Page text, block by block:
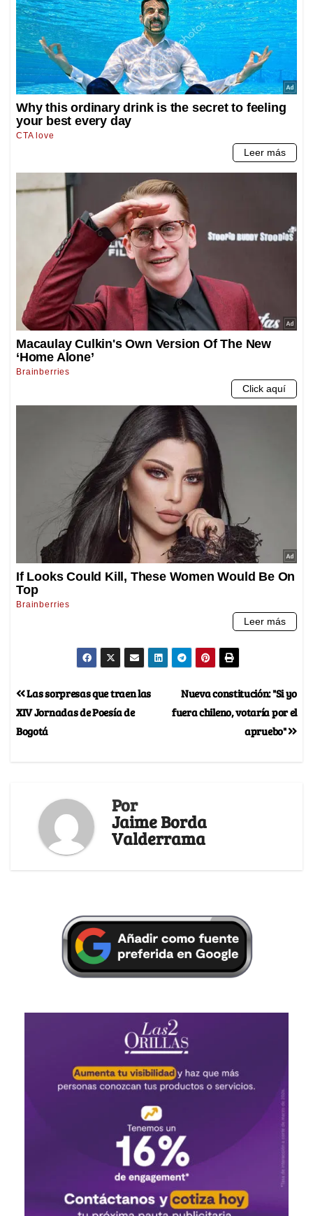
Nueva constitución: "Si yo
fuera chileno, votaría por el
apruebo"
Las sorpresas que traen las
XIV Jornadas de Poesía de
Bogotá
Por
Jaime Borda
Valderrama